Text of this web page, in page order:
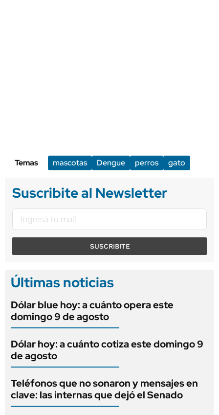
Temas mascotas Dengue perros gato
Suscribite al Newsletter
SUSCRIBITE
Últimas noticias
Dólar blue hoy: a cuánto opera este
domingo 9 de agosto
Dólar hoy: a cuánto cotiza este domingo 9
de agosto
Teléfonos que no sonaron y mensajes en
clave: las internas que dejó el Senado